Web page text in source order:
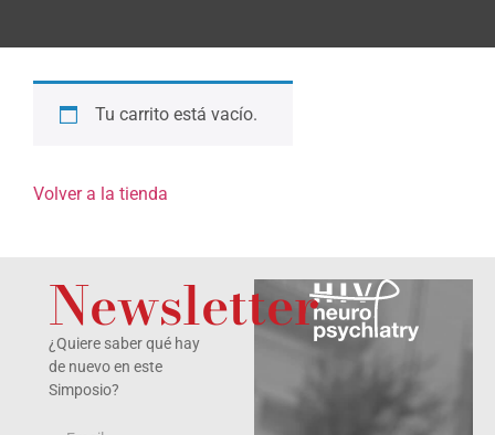
Tu carrito está vacío.
Volver a la tienda
Newsletter
¿Quiere saber qué hay
de nuevo en este
Simposio?